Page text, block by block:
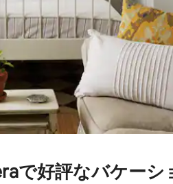
で好評なバケーシ